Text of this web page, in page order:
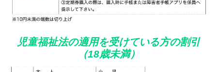
児童福祉法の適用を受けている方の割引
（18歳未満）